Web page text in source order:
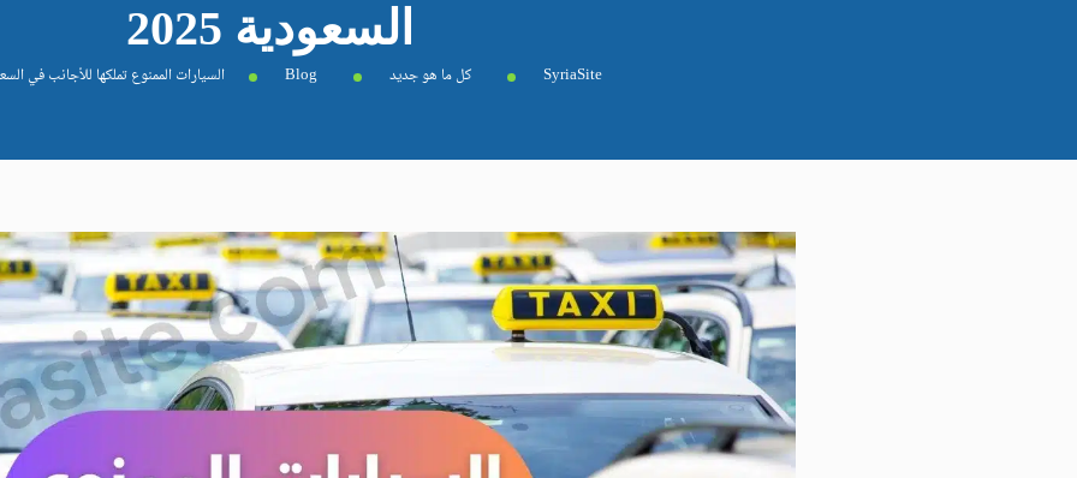
السعودية 2025
SyriaSite كل ما هو جديد Blog السيارات الممنوع تملكها للأجانب في